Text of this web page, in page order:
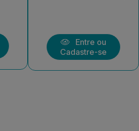
Entre ou
Cadastre-se